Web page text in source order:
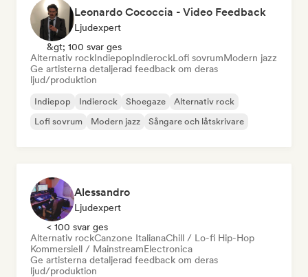
Leonardo Cococcia - Video Feedback
Ljudexpert
&gt; 100 svar ges
Alternativ rockIndiepopIndierockLofi sovrumModern jazz
Ge artisterna detaljerad feedback om deras
ljud/produktion
Indiepop Indierock Shoegaze
Alternativ rock
Lofi sovrum
Modern jazz Sångare och låtskrivare
Alessandro
Ljudexpert
< 100 svar ges
Alternativ rockCanzone ItalianaChill / Lo-fi Hip-Hop
Kommersiell / MainstreamElectronica
Ge artisterna detaljerad feedback om deras
ljud/produktion